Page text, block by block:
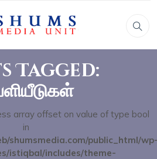
Tagged:
array offset on value of type bool
in
shumsmedia.com/public_html/
istiqbal/includes/theme-